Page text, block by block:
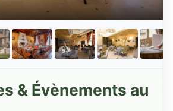
& Évènements au